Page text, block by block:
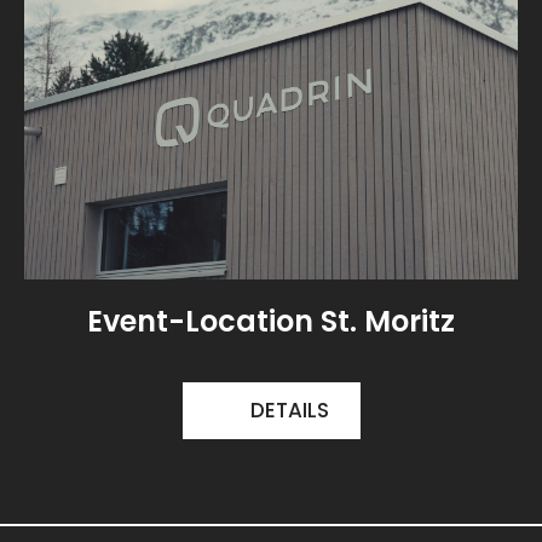
Event-Location St. Moritz
DETAILS